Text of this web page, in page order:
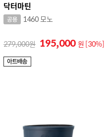
닥터마틴
1460 모노
279,000 195,000 원 [30%]